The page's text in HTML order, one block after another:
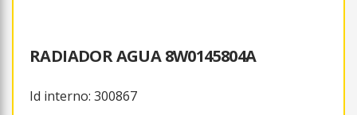
RADIADOR AGUA 8W0145804A
Id interno: 300867